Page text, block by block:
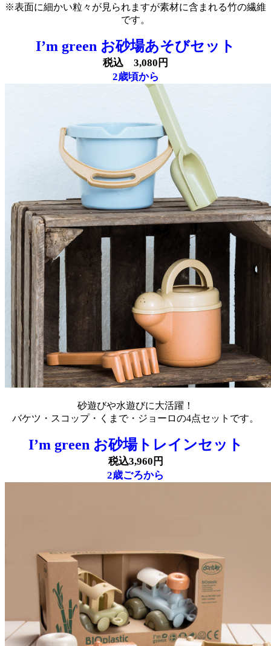
※表面に細かい粒々が見られますが素材に含まれる竹の繊維
です。
I’m green お砂場あそびセット
税込 3,080円
2歳頃から
砂遊びや水遊びに大活躍！
バケツ・スコップ・くまで・ジョーロの4点セットです。
I’m green お砂場トレインセット
税込3,960円
2歳ごろから